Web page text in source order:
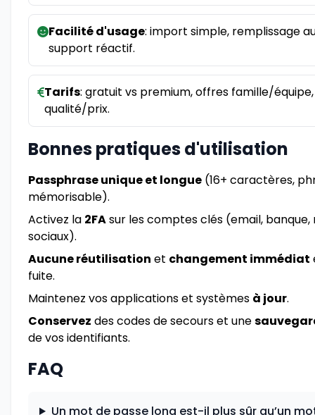
Facilité d'usage: import simple, remplissage
support réactif.
Tarifs: gratuit vs premium, offres famille/
qualité/prix.
Bonnes pratiques d'utilisation
Passphrase unique et longue (16+ caractères,
mémorisable).
Activez la 2FAsur les comptes clés (email, banque,
sociaux).
Aucune réutilisation et changement immédiat
fuite.
Maintenez vos applications et systèmes à jour.
Conservez des codes de secours et une
de vos identifiants.
FAQ
Un mot de passe long est-il plus sûr qu’un